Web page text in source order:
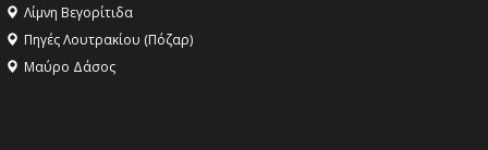
Λίμνη Βεγορίτιδα
Πηγές Λουτρακίου (Πόζαρ)
Μαύρο Δάσος